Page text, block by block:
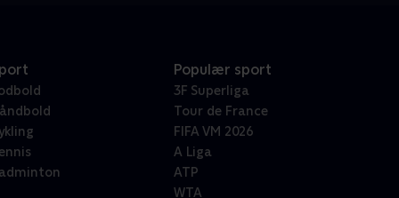
Populær sport
3F Superliga
Tour de France
FIFA VM 2026
A Liga
ATP
WTA